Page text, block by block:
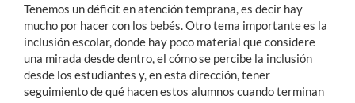
Tenemos un déficit en atención temprana, es decir hay
mucho por hacer con los bebés. Otro tema importante es la
inclusión escolar, donde hay poco material que considere
una mirada desde dentro, el cómo se percibe la inclusión
desde los estudiantes y, en esta dirección, tener
seguimiento de qué hacen estos alumnos cuando terminan